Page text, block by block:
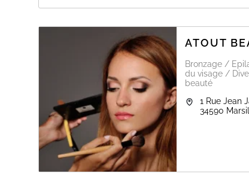
pourrez retrouver les prestations suivantes:
- Soins visages & corps
- Beauté du regard
Mais également une écoute attentive et une
Vous pourrez y retrouver des prix attractifs.
L'institut esthéchill vous souhaite une excellente
ATOUT
Bronzage /
du visage /
beauté
1 Rue Jean
34590